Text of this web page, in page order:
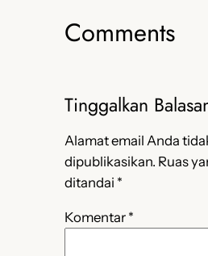
Comments
Tinggalkan
Alamat email Anda
dipublikasikan. Ruas
ditandai *
Komentar *